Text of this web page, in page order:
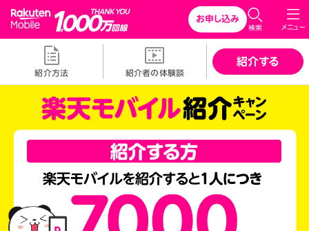
Rakuten Mobile
メニュー
検索
お申し込み
紹介方法 紹介者の体験談
紹介する